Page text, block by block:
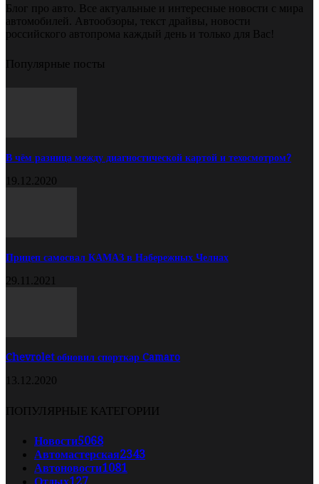
Блог про авто. Все актуальные и интересные новости с мира
автомобилей. Автообзоры, текст драйвы, новости
российского автопрома каждый день и только для Вас!
Популярные посты
В чём разница между диагностической картой и техосмотром?
19.12.2020
Прицеп самосвал КАМАЗ в Набережных Челнах
29.11.2021
Chevrolet обновил спорткар Camaro
13.12.2020
ПОПУЛЯРНЫЕ КАТЕГОРИИ
Новости5068
Автомастерская2343
Автоновости1081